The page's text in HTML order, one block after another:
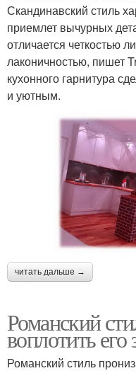
Скандинавский стиль
приемлет вычурных
отличается четкостью
лаконичностью, пишет
кухонного гарнитура
и уютным.
читать дальше →
Романский
воплотить
Романский стиль